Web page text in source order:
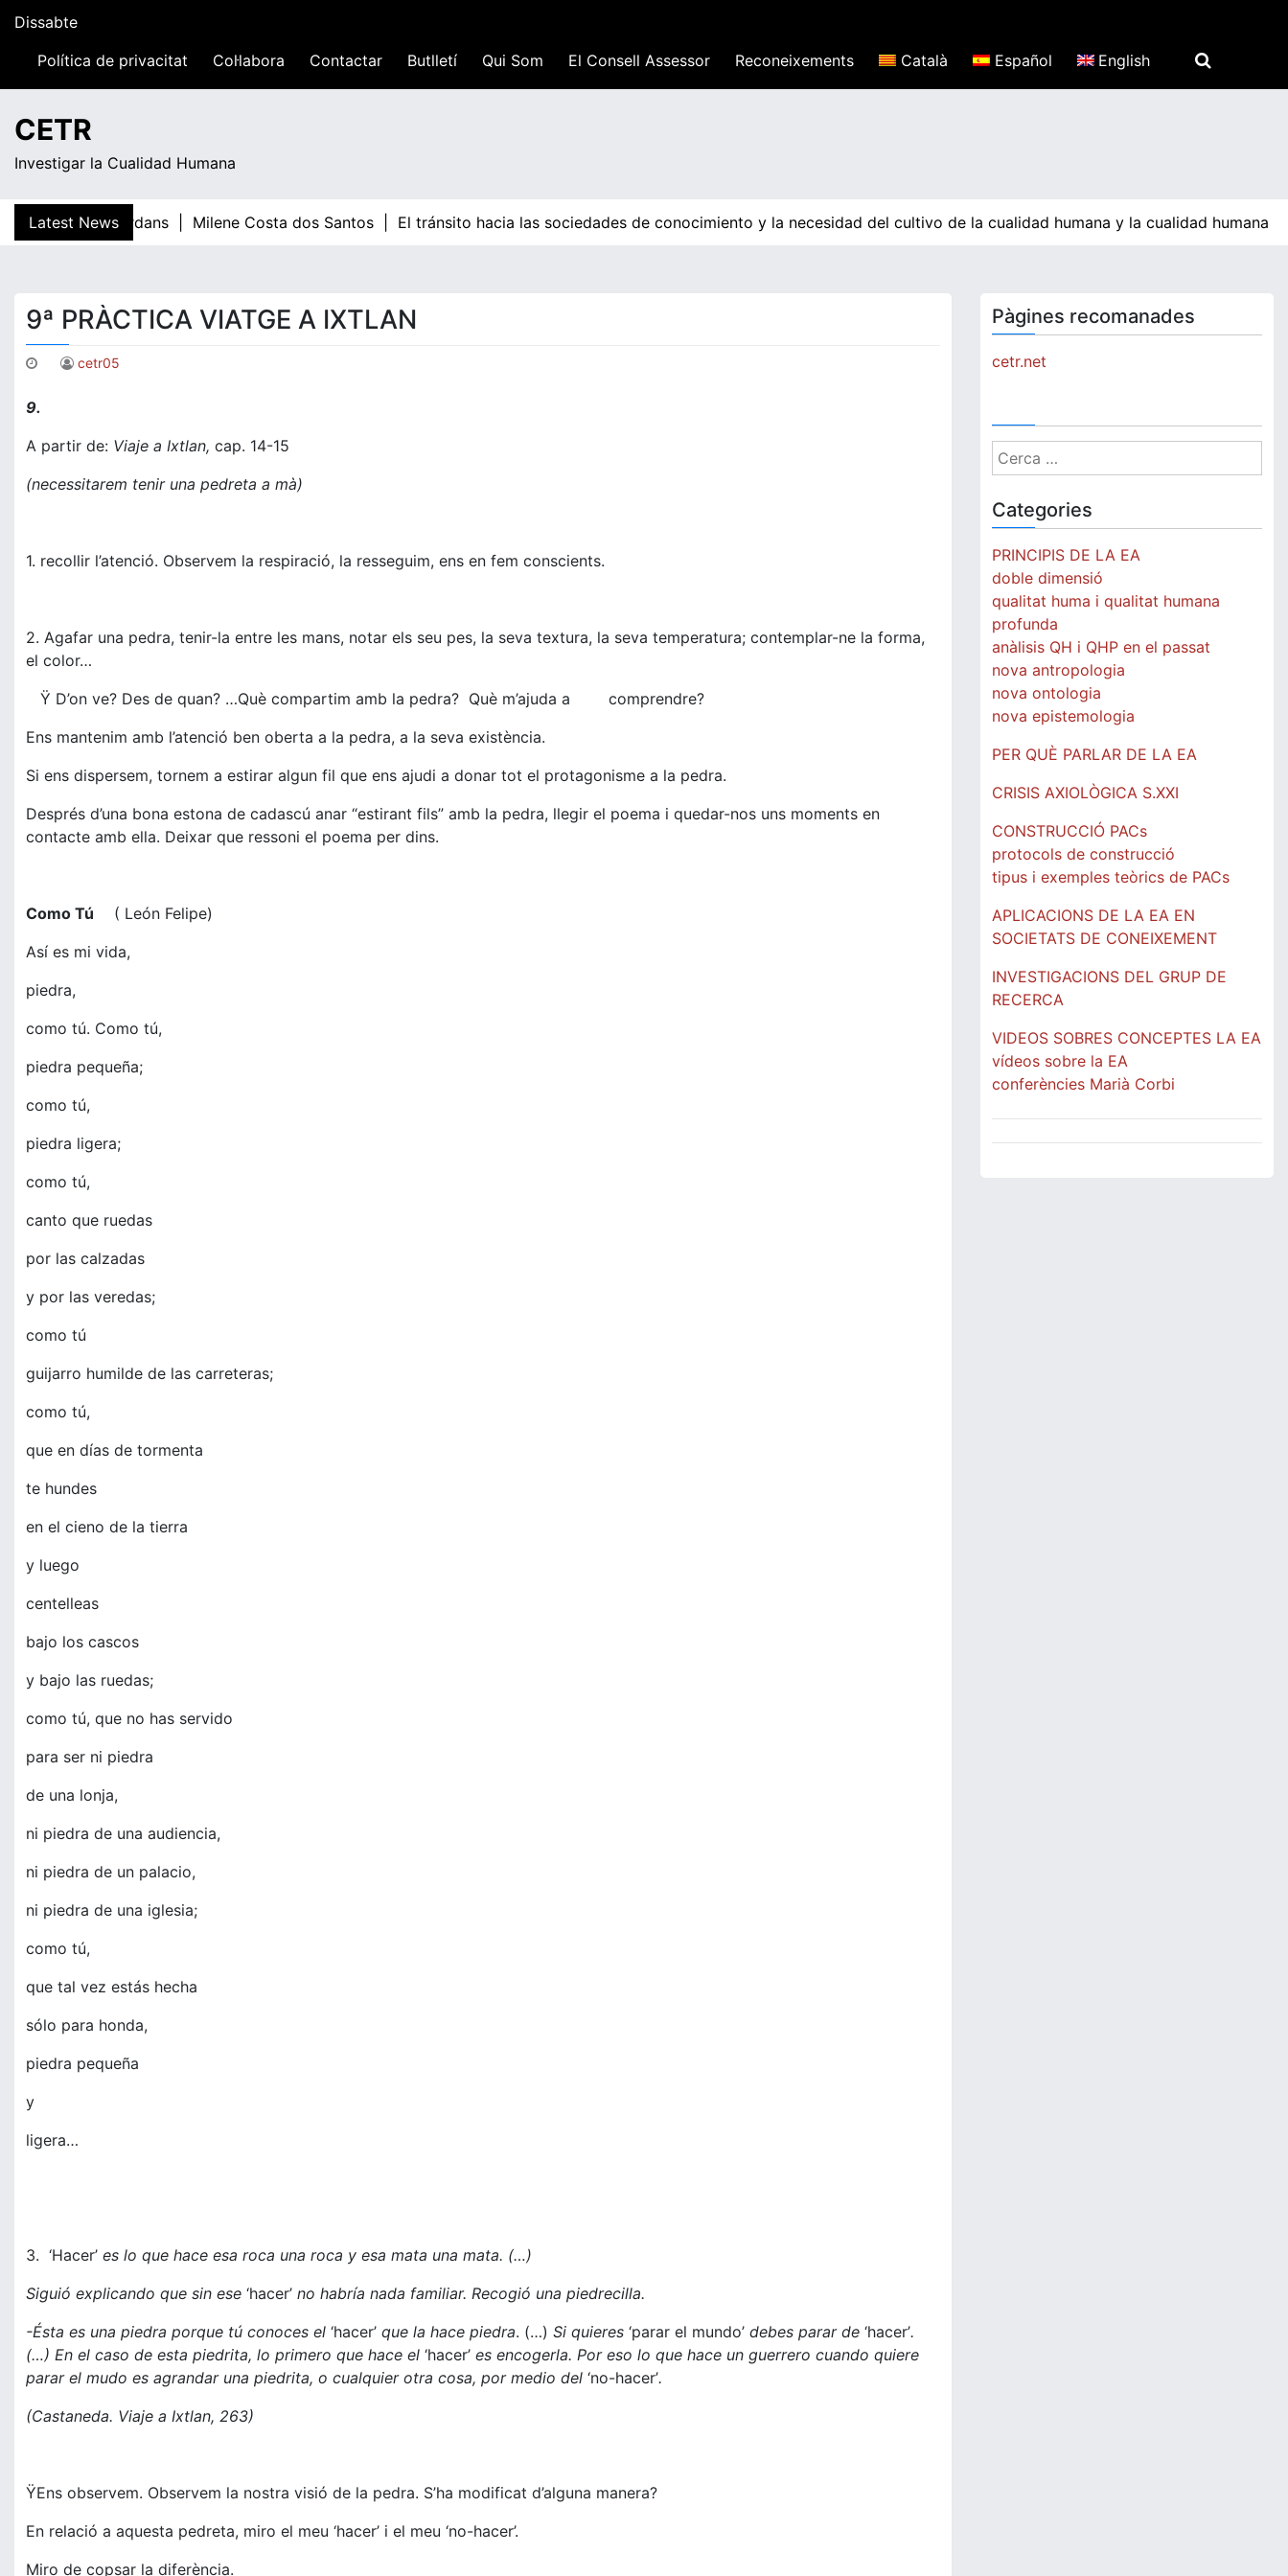
content
Dissabte
17:06Política de privacitat Col·labora Contactar Butlletí Qui Som El Consell Assessor Reconeixements Català Español English
CETR
Investigar la Cualidad Humana
Latest News
Teresa Guardans | Milene Costa dos Santos | El tránsito hacia las sociedades de conocimiento y la necesidad del cultivo de la cualidad humana y la cualidad humana
9ª PRÀCTICA VIATGE A IXTLAN
cetr05
9.
A partir de: Viaje a Ixtlan, cap. 14-15
(necessitarem tenir una pedreta a mà)
1. recollir l’atenció. Observem la respiració, la resseguim, ens en fem conscients.
2. Agafar una pedra, tenir-la entre les mans, notar els seu pes, la seva textura, la seva temperatura; contemplar-ne la forma,
el color…
Ÿ D’on ve? Des de quan? …Què compartim amb la pedra? Què m’ajuda a comprendre?
Ens mantenim amb l’atenció ben oberta a la pedra, a la seva existència.
Si ens dispersem, tornem a estirar algun fil que ens ajudi a donar tot el protagonisme a la pedra.
Després d’una bona estona de cadascú anar “estirant fils” amb la pedra, llegir el poema i quedar-nos uns moments en
contacte amb ella. Deixar que ressoni el poema per dins.
Como Tú
( León Felipe)
Así es mi vida,
piedra,
como tú. Como tú,
piedra pequeña;
como tú,
piedra ligera;
como tú,
canto que ruedas
por las calzadas
y por las veredas;
como tú
guijarro humilde de las carreteras;
como tú,
que en días de tormenta
te hundes
en el cieno de la tierra
y luego
centelleas
bajo los cascos
y bajo las ruedas;
como tú, que no has servido
para ser ni piedra
de una lonja,
ni piedra de una audiencia,
ni piedra de un palacio,
ni piedra de una iglesia;
como tú,
que tal vez estás hecha
sólo para honda,
piedra pequeña
y
ligera…
3. ‘Hacer’ es lo que hace esa roca una roca y esa mata una mata. (…)
Siguió explicando que sin ese ‘hacer’ no habría nada familiar. Recogió una piedrecilla.
-Ésta es una piedra porque tú conoces el ‘hacer’ que la hace piedra. (…) Si quieres ‘parar el mundo’ debes parar de ‘hacer’.
(…) En el caso de esta piedrita, lo primero que hace el ‘hacer’ es encogerla. Por eso lo que hace un guerrero cuando quiere
parar el mudo es agrandar una piedrita, o cualquier otra cosa, por medio del ‘no-hacer’.
(Castaneda. Viaje a Ixtlan, 263)
ŸEns observem. Observem la nostra visió de la pedra. S’ha modificat d’alguna manera?
En relació a aquesta pedreta, miro el meu ‘hacer’ i el meu ‘no-hacer’.
Miro de copsar la diferència.
Pàgines recomanades
cetr.net
Cerca:
Categories
PRINCIPIS DE LA EA
doble dimensió
qualitat huma i qualitat humana
profunda
anàlisis QH i QHP en el passat
nova antropologia
nova ontologia
nova epistemologia
PER QUÈ PARLAR DE LA EA
CRISIS AXIOLÒGICA S.XXI
CONSTRUCCIÓ PACs
protocols de construcció
tipus i exemples teòrics de PACs
APLICACIONS DE LA EA EN
SOCIETATS DE CONEIXEMENT
INVESTIGACIONS DEL GRUP DE
RECERCA
VIDEOS SOBRES CONCEPTES LA EA
vídeos sobre la EA
conferències Marià Corbi